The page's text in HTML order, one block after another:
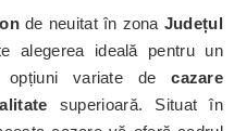
de neuitat în zona Județul
alegerea ideală pentru un
variate decazare
superioară. Situat în